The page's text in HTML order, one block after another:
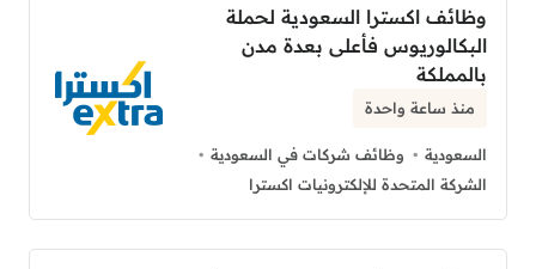
وظائف اكسترا السعودية لحملة
البكالوريوس فأعلى بعدة مدن
بالمملكة
منذ ساعة واحدة
السعودية
وظائف شركات في السعودية
الشركة المتحدة للإلكترونيات اكسترا